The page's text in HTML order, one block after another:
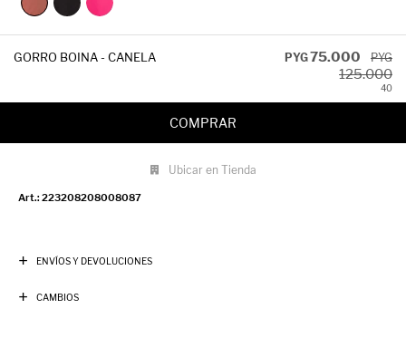
GORRO BOINA - CANELA PYG75.000 PYG
125.000
40
COMPRAR
Ubicar en Tienda
223208208008087
ENVÍOS Y DEVOLUCIONES
CAMBIOS